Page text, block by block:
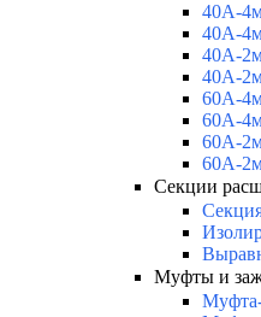
40А-
40А-
40А-
40А-
60А-
60А-
60А-
60А-
Секции
Муфты и